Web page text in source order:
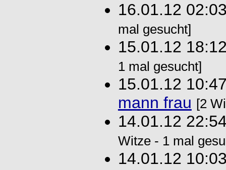
16.01.12
mal gesucht]
15.01.12
1 mal gesucht]
15.01.12
mann frau [2
14.01.12
Witze - 1 mal
14.01.12